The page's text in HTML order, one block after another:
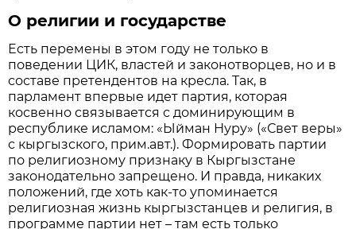
О религии и государстве
Есть перемены в этом году не только в
поведении ЦИК, властей и законотворцев, но и в
составе претендентов на кресла. Так, в
парламент впервые идет партия, которая
косвенно связывается с доминирующим в
республике исламом: «Ыйман Нуру» («Свет веры»
с кыргызского, прим.авт.). Формировать партии
по религиозному признаку в Кыргызстане
законодательно запрещено. И правда, никаких
положений, где хоть как-то упоминается
религиозная жизнь кыргызстанцев и религия, в
программе партии нет – там есть только